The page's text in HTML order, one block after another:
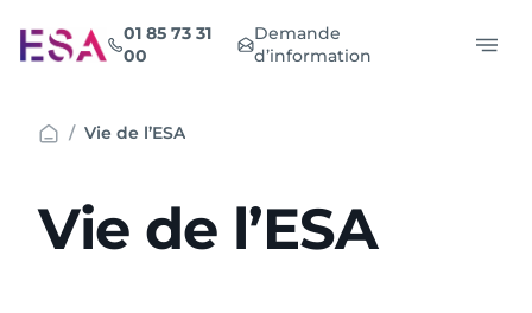
au
contenu
01 85 73 31
00
Demande
d’information
Vie de l’ESA
Vie de l’ESA